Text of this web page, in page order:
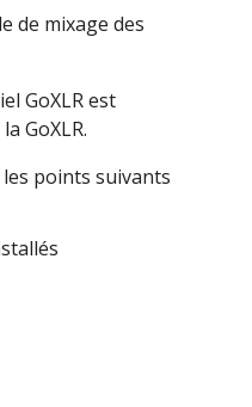
de mixage des
GoXLR est
GoXLR.
points suivants